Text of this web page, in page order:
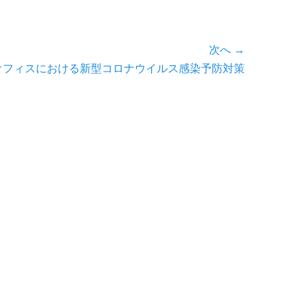
次へ →
フィスにおける新型コロナウイルス感染予防対策